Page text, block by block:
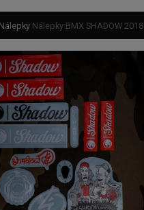
Nálepky Nálepky BMX SHADOW 2018